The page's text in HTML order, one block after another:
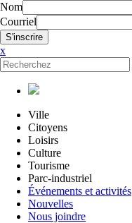
Nom
Courriel
x
Ville
Citoyens
Loisirs
Culture
Tourisme
Parc-industriel
Événements et activités
Nouvelles
Nous joindre